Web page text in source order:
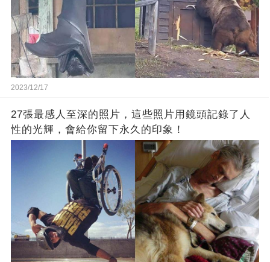
2023/12/17
27張最感人至深的照片，這些照片用鏡頭記錄了人
性的光輝，會給你留下永久的印象！